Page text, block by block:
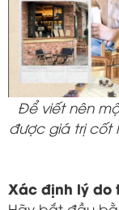
Để viết nên
được giá trị cốt
Xác định lý do